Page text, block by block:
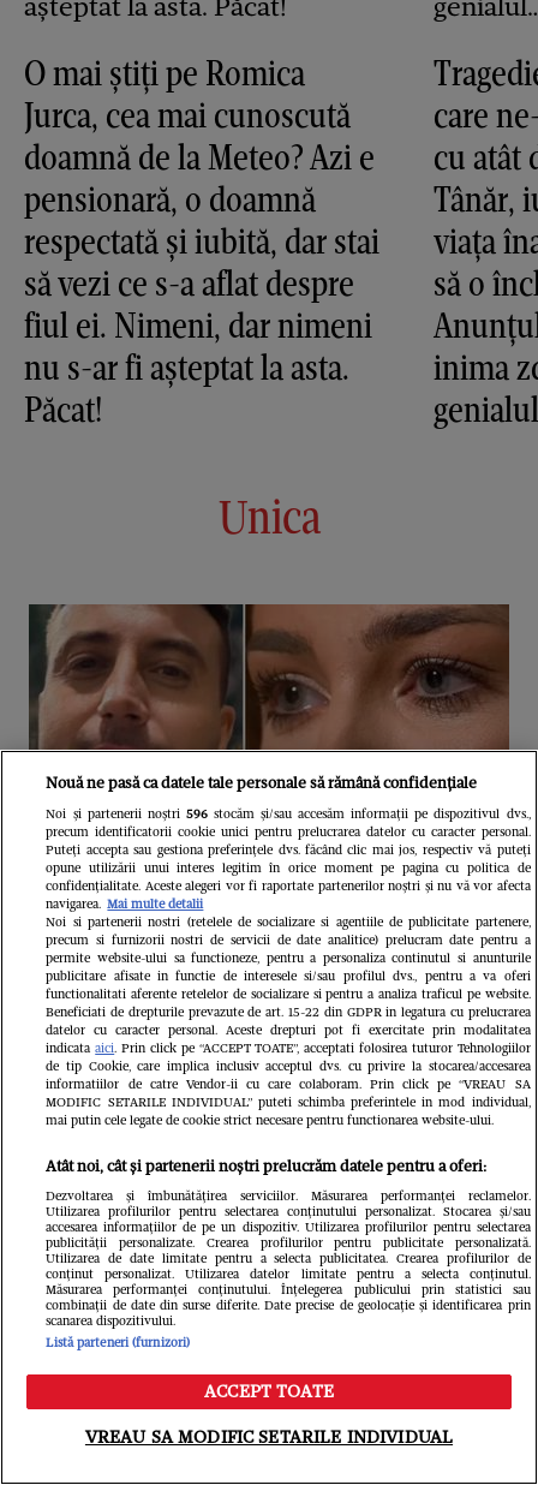
O mai știți pe Romica
Jurca, cea mai cunoscută
doamnă de la Meteo? Azi e
pensionară, o doamnă
respectată și iubită, dar stai
să vezi ce s-a aflat despre
fiul ei. Nimeni, dar nimeni
nu s-ar fi așteptat la asta.
Păcat!
care
cu atât
Tânăr,
viața
să o
inima
Unica
„Nu mi-e jenă să o spun cu voce
tare”. Când toată lumea credea că s-
au liniștit apele între Codruța Filip și
Valentin Sanfira, cântăreața a decis
să spună tot adevărul despre
mariajul ei eșuat
Meniu Caută
Nouă ne pasă ca datele tale personale să rămână confidențiale
Noi și partenerii noștri 596stocăm și/sau accesăm informații pe dispozitivul dvs.,
precum identificatorii cookie unici pentru prelucrarea datelor cu caracter personal.
Puteți accepta sau gestiona preferințele dvs. făcând clic mai jos, respectiv vă puteți
opune utilizării unui interes legitim în orice moment pe pagina cu politica de
confidențialitate. Aceste alegeri vor fi raportate partenerilor noștri și nu vă vor afecta
navigarea. Mai multe detalii
Noi si partenerii nostri (retelele de socializare si agentiile de publicitate partenere,
precum si furnizorii nostri de servicii de date analitice) prelucram date pentru a
permite website-ului sa functioneze, pentru a personaliza continutul si anunturile
publicitare afisate in functie de interesele si/sau profilul dvs., pentru a va oferi
functionalitati aferente retelelor de socializare si pentru a analiza traficul pe website.
Beneficiati de drepturile prevazute de art. 15-22 din GDPR in legatura cu prelucrarea
datelor cu caracter personal. Aceste drepturi pot fi exercitate prin modalitatea
indicataaici. Prin click pe “ACCEPT TOATE”, acceptati folosirea tuturor Tehnologiilor
de tip Cookie, care implica inclusiv acceptul dvs. cu privire la stocarea/accesarea
informatiilor de catre Vendor-ii cu care colaboram. Prin click pe “VREAU SA
MODIFIC SETARILE INDIVIDUAL” puteti schimba preferintele in mod individual,
mai putin cele legate de cookie strict necesare pentru functionarea website-ului.
Atât noi, cât și partenerii noștri prelucrăm datele pentru a oferi:
Dezvoltarea și îmbunătățirea serviciilor. Măsurarea performanței reclamelor.
Utilizarea profilurilor pentru selectarea conținutului personalizat. Stocarea și/sau
accesarea informațiilor de pe un dispozitiv. Utilizarea profilurilor pentru selectarea
publicității personalizate. Crearea profilurilor pentru publicitate personalizată.
Utilizarea de date limitate pentru a selecta publicitatea. Crearea profilurilor de
conținut personalizat. Utilizarea datelor limitate pentru a selecta conținutul.
Măsurarea performanței conținutului. Înțelegerea publicului prin statistici sau
combinații de date din surse diferite. Date precise de geolocație și identificarea prin
scanarea dispozitivului.
Listă parteneri (furnizori)
ACCEPT TOATE
VREAU SA MODIFIC SETARILE INDIVIDUAL